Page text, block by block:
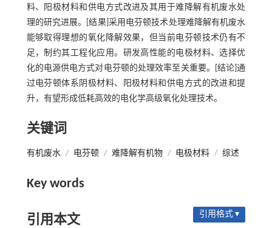
料、阳极材料和供电方式改进及其用于难降解有机废水处
理的研究进展。[结果]采用电芬顿技术处理难降解有机废水
能够取得理想的氧化降解效果，但当前电芬顿技术仍有不
足，制约其工程化应用。研发高性能的电极材料、选择优
化的电源供电方式对电芬顿的处理效率至关重要。[结论]通
过电芬顿体系阴极材料、阳极材料和供电方式的改进和提
升，有望形成低耗高效的电化学高级氧化处理技术。
关键词
有机废水 / 电芬顿 / 难降解有机物 / 电极材料 / 综述
Key words
引用本文 引用格式 ▾